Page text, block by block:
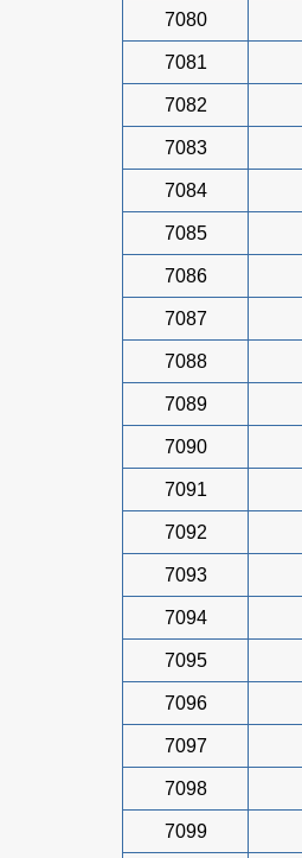
7080
7081
7082
7083
7084
7085
7086
7087
7088
7089
7090
7091
7092
7093
7094
7095
7096
7097
7098
7099